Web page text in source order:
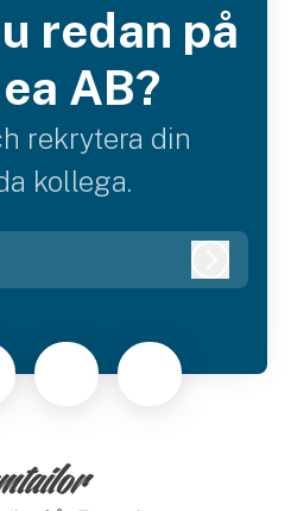
redan på
AB?
rekrytera din
kollega.